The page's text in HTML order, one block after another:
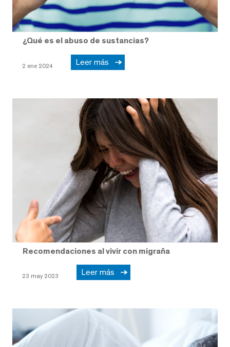
¿Qué es el abuso de sustancias?
2 ene 2024 Leer más
Recomendaciones al vivir con migraña
23 may 2023 Leer más